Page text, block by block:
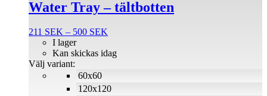
Water Tray – tältbotten
211 SEK – 500 SEK
till
60x60
120x120
I lager
Kan skickas idag
Välj variant:
produkten
har
varianter.
olika
alternativen